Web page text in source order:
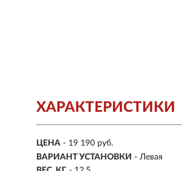
ХАРАКТЕРИСТИКИ
ЦЕНА - 19 190 руб.
ВАРИАНТ УСТАНОВКИ - Левая